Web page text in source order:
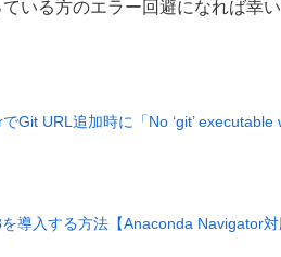
いる方のエラー回避になれば幸
Git URL追加時に「No ‘git’
導入する方法【Anaconda Navigator